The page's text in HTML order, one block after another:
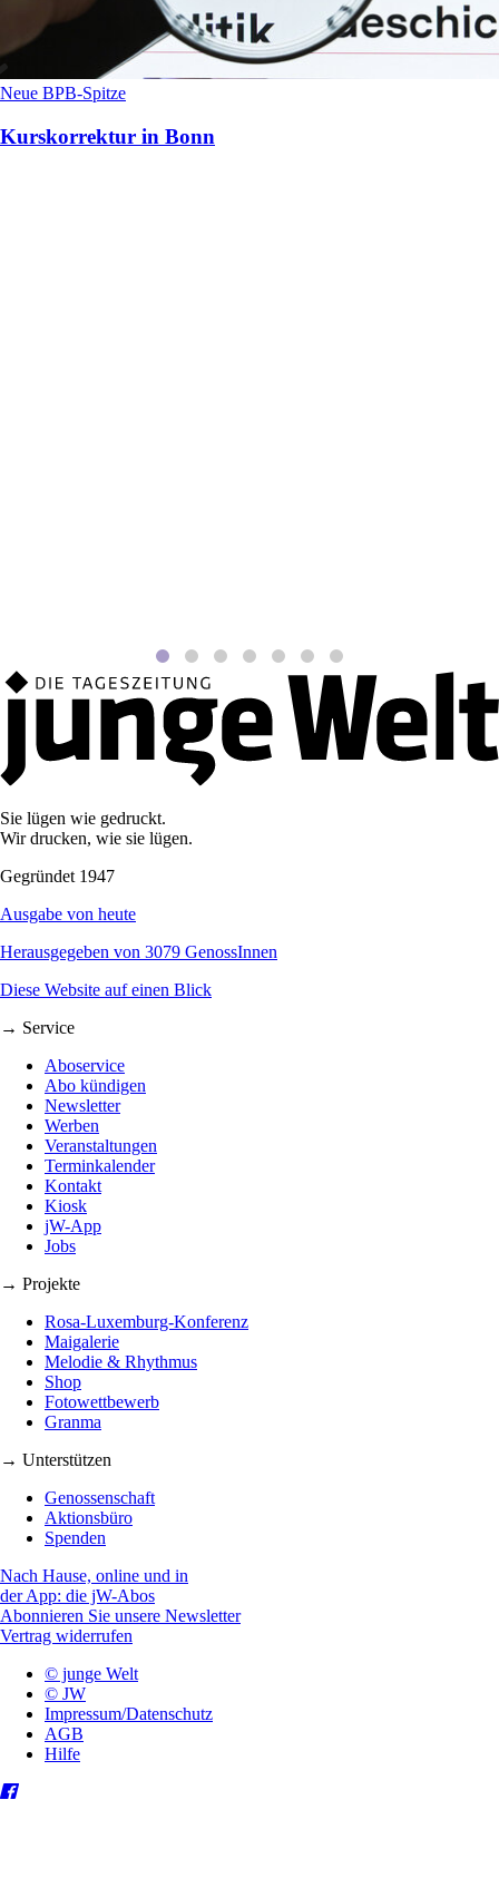
Neue BPB-Spitze
Kurskorrektur in Bonn
Sie lügen wie gedruckt.
Wir drucken, wie sie lügen.
Gegründet 1947
Ausgabe von heute
Herausgegeben von 3079 GenossInnen
Diese Website auf einen Blick
→ Service
Aboservice
Abo kündigen
Newsletter
Werben
Veranstaltungen
Terminkalender
Kontakt
Kiosk
jW-App
Jobs
→ Projekte
Rosa-Luxemburg-Konferenz
Maigalerie
Melodie & Rhythmus
Shop
Fotowettbewerb
Granma
→ Unterstützen
Genossenschaft
Aktionsbüro
Spenden
Nach Hause, online und in
der App: die jW-Abos
Abonnieren Sie unsere Newsletter
Vertrag widerrufen
© junge Welt
© JW
Impressum/Datenschutz
AGB
Hilfe